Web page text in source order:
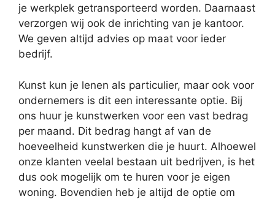
je werkplek getransporteerd worden. Daarnaast
verzorgen wij ook de inrichting van je kantoor.
We geven altijd advies op maat voor ieder
bedrijf.
Kunst kun je lenen als particulier, maar ook voor
ondernemers is dit een interessante optie. Bij
ons huur je kunstwerken voor een vast bedrag
per maand. Dit bedrag hangt af van de
hoeveelheid kunstwerken die je huurt. Alhoewel
onze klanten veelal bestaan uit bedrijven, is het
dus ook mogelijk om te huren voor je eigen
woning. Bovendien heb je altijd de optie om